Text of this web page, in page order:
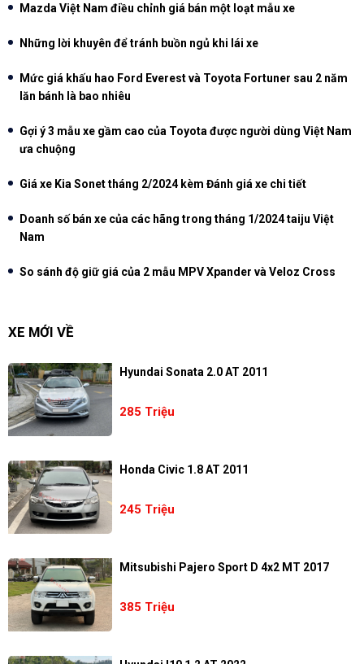
Mazda Việt Nam điều chỉnh giá bán một loạt mẫu xe
Những lời khuyên để tránh buồn ngủ khi lái xe
Mức giá khấu hao Ford Everest và Toyota Fortuner sau 2 năm
lăn bánh là bao nhiêu
Gợi ý 3 mẫu xe gầm cao của Toyota được người dùng Việt Nam
ưa chuộng
Giá xe Kia Sonet tháng 2/2024 kèm Đánh giá xe chi tiết
Doanh số bán xe của các hãng trong tháng 1/2024 taiju Việt
Nam
So sánh độ giữ giá của 2 mẫu MPV Xpander và Veloz Cross
XE MỚI VỀ
Hyundai Sonata 2.0 AT 2011
285 Triệu
Honda Civic 1.8 AT 2011
245 Triệu
Mitsubishi Pajero Sport D 4x2 MT 2017
385 Triệu